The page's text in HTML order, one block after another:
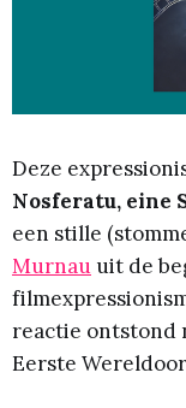
Deze
Nosferatu, eine
een stille
Murnau uit de
reactie ontstond
Eerste